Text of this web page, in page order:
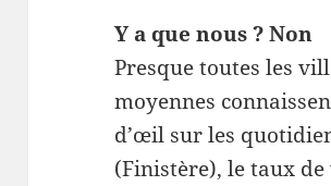
Y a que nous ? Non
Presque toutes les
moyennes
d’œil sur les
(Finistère), le taux de